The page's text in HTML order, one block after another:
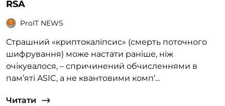
RSA
ProIT NEWS
Страшний «криптокаліпсис» (смерть поточного
шифрування) може настати раніше, ніж
очікувалося, – спричинений обчисленнями в
пам’яті ASIC, а не квантовими комп’...
Читати